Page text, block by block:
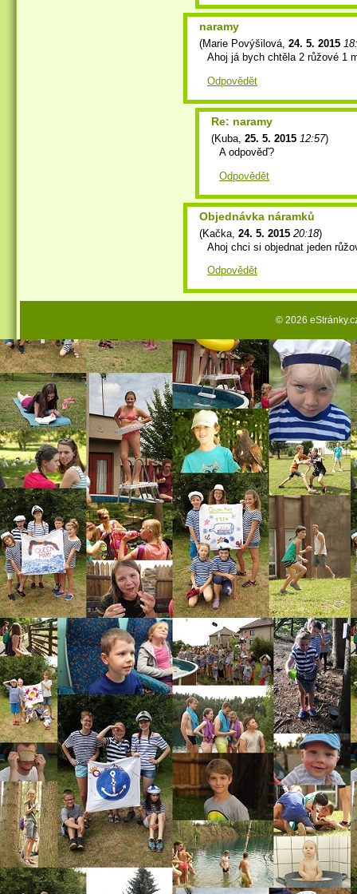
naramy
(Marie Povýšilová, 24. 5. 2015
Ahoj já bych chtěla 2 růžové 1
Odpovědět
Re: naramy
(Kuba 25. 5. 2015 12:57)
A odpověď?
Odpovědět
Objednávka náramků
(Kačka 24. 5. 2015 20:18)
Ahoj chci si objednat jeden
Odpovědět
© 2026